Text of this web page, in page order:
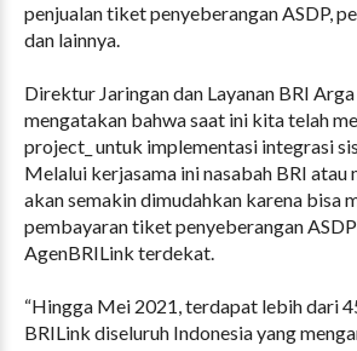
penjualan tiket penyeberangan ASDP,
dan lainnya.
Direktur Jaringan dan Layanan BRI
mengatakan bahwa saat ini kita telah
project_ untuk implementasi integrasi
Melalui kerjasama ini nasabah BRI atau
akan semakin dimudahkan karena bisa
pembayaran tiket penyeberangan
AgenBRILink terdekat.
“Hingga Mei 2021, terdapat lebih dari
BRILink diseluruh Indonesia yang